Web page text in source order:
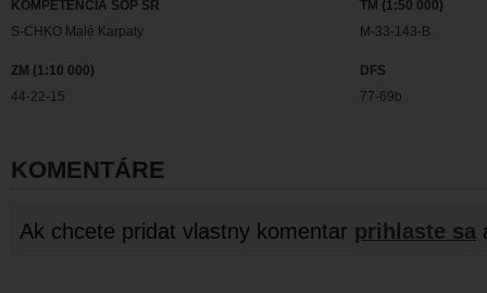
KOMPETENCIA ŠOP SR
S-CHKO Malé Karpaty
TM (1:50 000)
M-33-143-B
ZM (1:10 000)
44-22-15
DFS
77-69b
KOMENTÁRE
Ak chcete pridat vlastny komentar prihlaste sa